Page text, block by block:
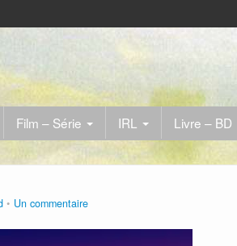
Film – Série IRL Livre – BD
Un commentaire